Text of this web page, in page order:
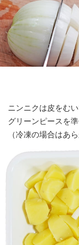
ニンニクは皮をむ
グリーンピースを準
（冷凍の場合はあ